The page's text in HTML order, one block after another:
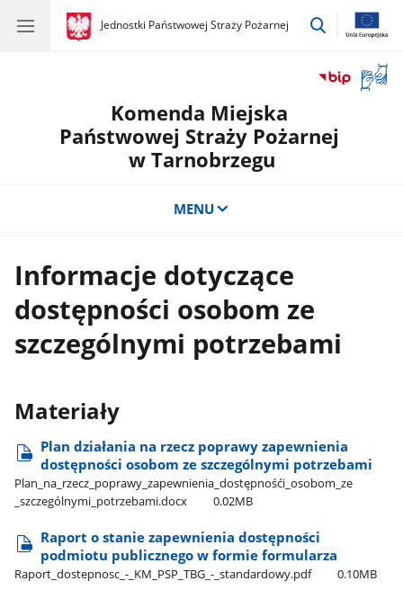
gov.pl
Jednostki Państwowej Straży Pożarnej
gov.pl
Jednostki
przejdź
okno
Komenda Miejska
Państwowej Straży Pożarnej
w Tarnobrzegu
MENU
Informacje dotyczące
dostępności osobom ze
szczególnymi potrzebami
Materiały
Plan działania na rzecz poprawy zapewnienia
dostępności osobom ze szczególnymi potrzebami
Plan​_na​_rzecz​_poprawy​_zapewnienia​_dostępnośći​_osobom​_ze​
_szczególnymi​_potrzebami.docx
0.02MB
Raport o stanie zapewnienia dostępności
podmiotu publicznego w formie formularza
Raport​_dostepnosc​_-​_KM​_PSP​_TBG​_-​_standardowy.pdf 0.10MB